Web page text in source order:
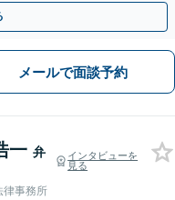
メールで面談予約
一 弁
インタビューを
見る
律事務所